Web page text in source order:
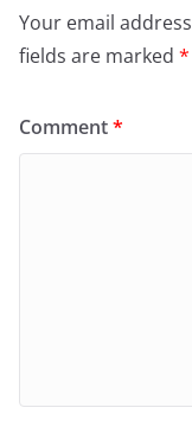
Your email
fields are marked *
Comment*